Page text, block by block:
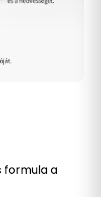
formula a